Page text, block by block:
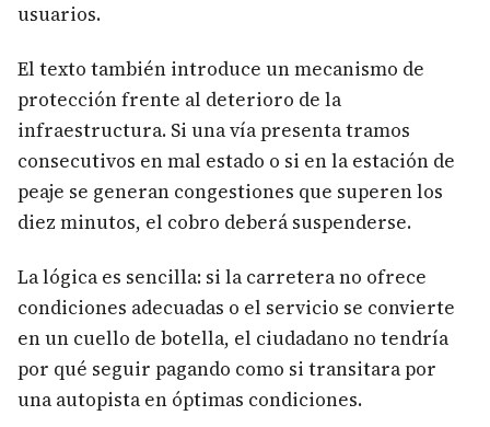
usuarios.
El texto también introduce un mecanismo de
protección frente al deterioro de la
infraestructura. Si una vía presenta tramos
consecutivos en mal estado o si en la estación de
peaje se generan congestiones que superen los
diez minutos, el cobro deberá suspenderse.
La lógica es sencilla: si la carretera no ofrece
condiciones adecuadas o el servicio se convierte
en un cuello de botella, el ciudadano no tendría
por qué seguir pagando como si transitara por
una autopista en óptimas condiciones.